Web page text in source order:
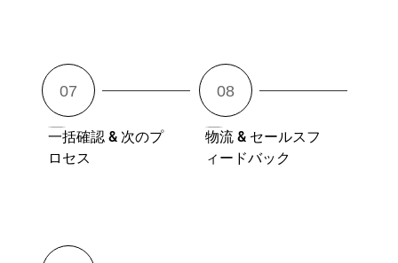
一括確認 & 次のプ
ロセス
物流 & セールスフ
ィードバック